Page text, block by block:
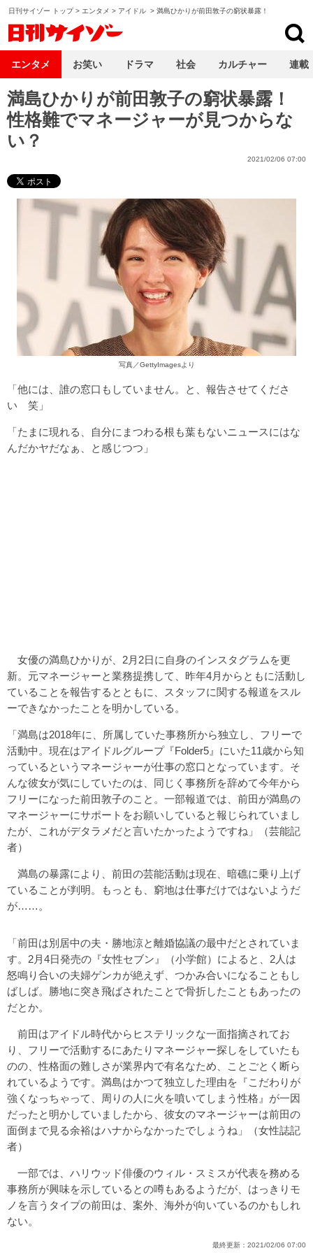
日刊サイゾー トップ> エンタメ > アイドル > 満島ひかりが前田敦子の窮状暴露！
満島ひかりが前田敦子の窮状暴露！
性格難でマネージャーが見つからな
い？
2021/02/06 07:00
写真／GettyImagesより
「他には、誰の窓口もしていません。と、報告させてくださ
い 笑」
「たまに現れる、自分にまつわる根も葉もないニュースにはな
んだかヤだなぁ、と感じつつ」
女優の満島ひかりが、2月2日に自身のインスタグラムを更
新。元マネージャーと業務提携して、昨年4月からともに活動し
ていることを報告するとともに、スタッフに関する報道をスル
ーできなかったことを明かしている。
「満島は2018年に、所属していた事務所から独立し、フリーで
活動中。現在はアイドルグループ『Folder5』にいた11歳から知
っているというマネージャーが仕事の窓口となっています。そ
んな彼女が気にしていたのは、同じく事務所を辞めて今年から
フリーになった前田敦子のこと。一部報道では、前田が満島の
マネージャーにサポートをお願いしていると報じられていまし
たが、これがデタラメだと言いたかったようですね」（芸能記
者）
満島の暴露により、前田の芸能活動は現在、暗礁に乗り上げ
ていることが判明。もっとも、窮地は仕事だけではないようだ
が……。
「前田は別居中の夫・勝地涼と離婚協議の最中だとされていま
す。2月4日発売の『女性セブン』（小学館）によると、2人は
怒鳴り合いの夫婦ゲンカが絶えず、つかみ合いになることもし
ばしば。勝地に突き飛ばされたことで骨折したこともあったの
だとか。
前田はアイドル時代からヒステリックな一面指摘されてお
り、フリーで活動するにあたりマネージャー探しをしていたも
のの、性格面の難しさが業界内で有名なため、ことごとく断ら
れているようです。満島はかつて独立した理由を『こだわりが
強くなっちゃって、周りの人に火を噴いてしまう性格』が一因
だったと明かしていましたから、彼女のマネージャーは前田の
面倒まで見る余裕はハナからなかったでしょうね」（女性誌記
者）
一部では、ハリウッド俳優のウィル・スミスが代表を務める
事務所が興味を示しているとの噂もあるようだが、はっきりモ
ノを言うタイプの前田は、案外、海外が向いているのかもしれ
ない。
最終更新： 2021/02/06 07:00
エンタメ お笑い ドラマ 社会 カルチャー 連載